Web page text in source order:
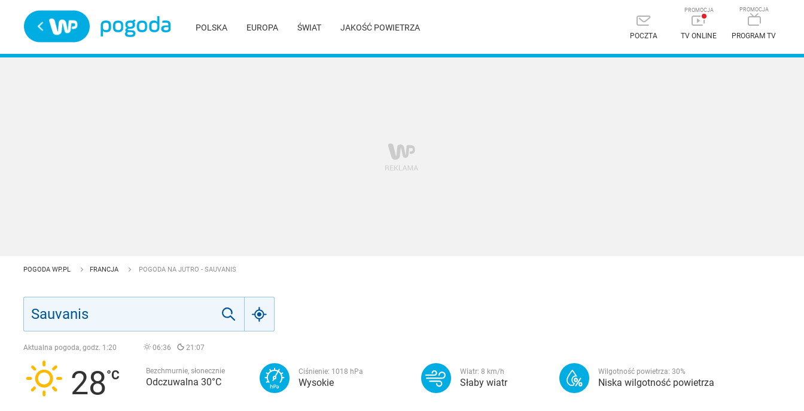
POLSKA EUROPA ŚWIAT JAKOŚĆ POWIETRZA
POCZTA TV ONLINE PROGRAM TV
POGODA WP.PL FRANCJA POGODA NA JUTRO - SAUVANIS
Aktualna pogoda, godz. 1:20 06:36 21:07
28 Bezchmurnie, słonecznie
Odczuwalna 30°C
Ciśnienie: 1018 hPa
Wysokie
Wiatr: 8 km/h
Słaby wiatr
Wilgotność powietrza: 30%
Niska wilgotność powietrza